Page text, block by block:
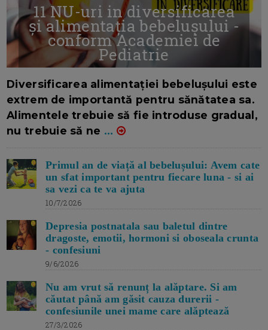
11 NU-uri in diversificarea
și alimentația bebelușului -
conform Academiei de
Pediatrie
Diversificarea alimentației bebelușului este
extrem de importantă pentru sănătatea sa.
Alimentele trebuie să fie introduse gradual,
nu trebuie să ne ...
Primul an de viață al bebelușului: Avem cate
un sfat important pentru fiecare luna - si ai
sa vezi ca te va ajuta
10/7/2026
Depresia postnatala sau baletul dintre
dragoste, emotii, hormoni si oboseala crunta
- confesiuni
9/6/2026
Nu am vrut să renunț la alăptare. Si am
căutat până am găsit cauza durerii -
confesiunile unei mame care alăptează
27/3/2026